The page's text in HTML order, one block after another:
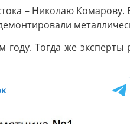
– Николаю
Тогда же эксперты